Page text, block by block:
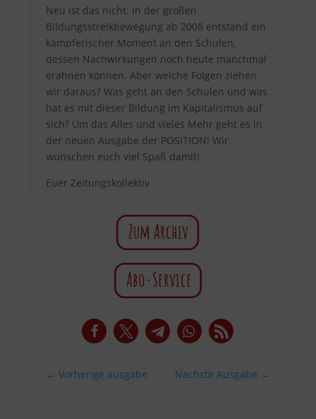
Neu ist das nicht: In der großen
Bildungsstreikbewegung ab 2008 entstand ein
kämpferischer Moment an den Schulen,
dessen Nachwirkungen noch heute manchmal
erahnen können. Aber welche Folgen ziehen
wir daraus? Was geht an den Schulen und was
hat es mit dieser Bildung im Kapitalismus auf
sich? Um das Alles und vieles Mehr geht es in
der neuen Ausgabe der POSITION! Wir
wünschen euch viel Spaß damit!
Euer Zeitungskollektiv
Zum Archiv
Abo-Service
← Vorherige ausgabe Nächste Ausgabe →